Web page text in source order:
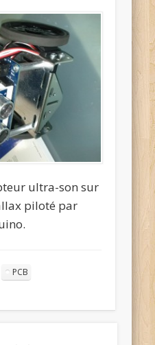
ultra-son sur
piloté par
PCB